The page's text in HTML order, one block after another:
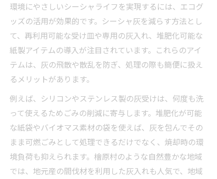
持続可能な檜原村流シーシャ灰処理法
地域産品と連携した灰処理の実例紹介
エコツーリズムで学ぶシーシャ灰との付き
合い方
檜原村の取り組みに学ぶ自然派灰処理術
都市と自然をつなぐシーシャ灰の循環モデ
新宿区で実践できるエコなシーシャ灰処理
都市部のごみ減量とシーシャ灰の工夫
シーシャ灰の排出抑制と環境負荷低減策
環境にやさしいシーシャライフを実現するには、エコグ
ッズの活用が効果的です。シーシャ灰を減らす方法とし
て、再利用可能な受け皿や専用の灰入れ、堆肥化可能な
紙製アイテムの導入が注目されています。これらのアイ
テムは、灰の飛散や散乱を防ぎ、処理の際も簡便に扱え
るメリットがあります。
例えば、シリコンやステンレス製の灰受けは、何度も洗
って使えるためごみの削減に寄与します。堆肥化が可能
な紙袋やバイオマス素材の袋を使えば、灰を包んでその
まま可燃ごみとして処理できるだけでなく、焼却時の環
境負荷も抑えられます。檜原村のような自然豊かな地域
では、地元産の間伐材を利用した灰入れも人気で、地域